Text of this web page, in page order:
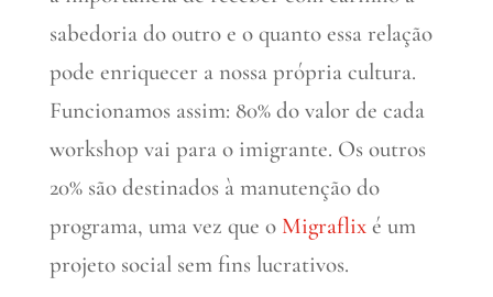
sabedoria do outro e o quanto essa relação
pode enriquecer a nossa própria cultura.
Funcionamos assim: 80% do valor de cada
workshop vai para o imigrante. Os outros
20% são destinados à manutenção do
programa, uma vez que o Migraflixé um
projeto social sem fins lucrativos.